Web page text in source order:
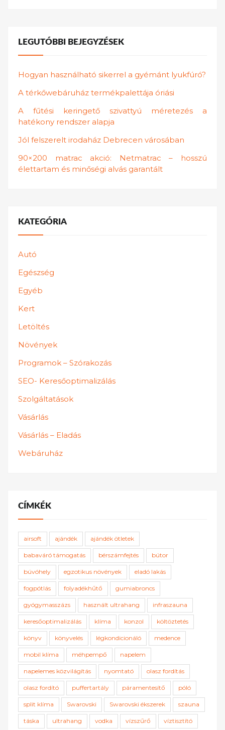
LEGUTÓBBI BEJEGYZÉSEK
Hogyan használható sikerrel a gyémánt lyukfúró?
A térkőwebáruház termékpalettája óriási
A fűtési keringető szivattyú méretezés a
hatékony rendszer alapja
Jól felszerelt irodaház Debrecen városában
90×200 matrac akció: Netmatrac – hosszú
élettartam és minőségi alvás garantált
KATEGÓRIA
Autó
Egészség
Egyéb
Kert
Letöltés
Növények
Programok – Szórakozás
SEO- Keresőoptimalizálás
Szolgáltatások
Vásárlás
Vásárlás – Eladás
Webáruház
CÍMKÉK
airsoft ajándék ajándék ötletek
babaváró támogatás bérszámfejtés bútor
búvóhely egzotikus növények eladó lakás
fogpótlás folyadékhűtő gumiabroncs
gyógymasszázs használt ultrahang infraszauna
keresőoptimalizálás klíma konzol költöztetés
könyv könyvelés légkondicionáló medence
mobil klíma méhpempő napelem
napelemes közvilágítás nyomtató olasz fordítás
olasz fordító puffertartály páramentesítő póló
split klíma Swarovski Swarovski ékszerek szauna
táska ultrahang vodka vízszűrő víztisztító